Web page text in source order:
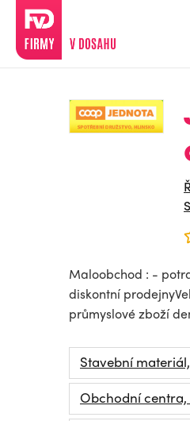
Maloobchod : -
diskontní
průmyslové zboží
Stavební
Obchodní